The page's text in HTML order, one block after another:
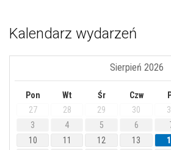
Kalendarz wydarzeń
Sierpień 2026
Pon Wt Śr Czw
27
28 29 30
3
4 5 6
10
11 12 13